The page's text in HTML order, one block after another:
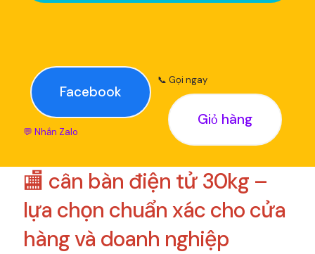
Facebook
💬 Nhắn Zalo
📞 Gọi ngay
Giỏ hàng
🏬 cân bàn điện tử 30kg –
lựa chọn chuẩn xác cho cửa
hàng và doanh nghiệp